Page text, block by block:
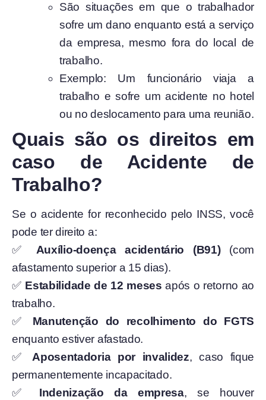
São situações em que o trabalhador
sofre um dano enquanto está a serviço
da empresa, mesmo fora do local de
trabalho.
Exemplo: Um funcionário viaja a
trabalho e sofre um acidente no hotel
ou no deslocamento para uma reunião.
Quais são os direitos em
caso de Acidente de
Trabalho?
Se o acidente for reconhecido pelo INSS, você
pode ter direito a:
✅ Auxílio-doença acidentário (B91)(com
afastamento superior a 15 dias).
✅ Estabilidade de 12 meses após o retorno ao
trabalho.
✅ Manutenção do recolhimento do FGTS
enquanto estiver afastado.
✅ Aposentadoria por invalidez, caso fique
permanentemente incapacitado.
✅ Indenização da empresa, se houver